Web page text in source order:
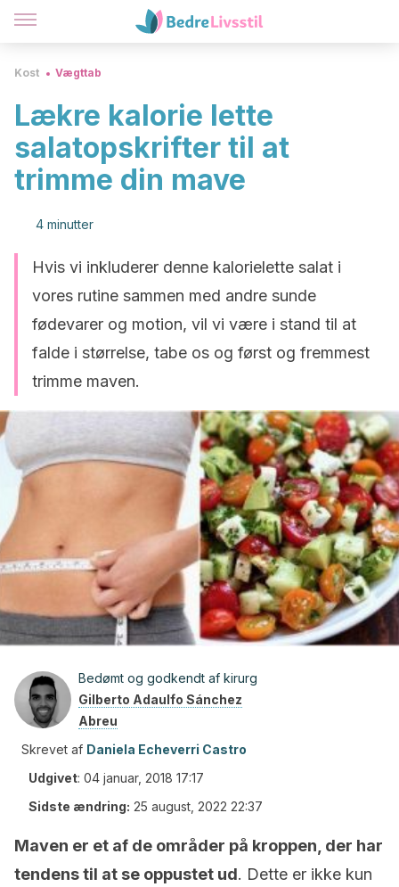
Kost Vægttab
Lækre kalorie lette
salatopskrifter til at
trimme din mave
4 minutter
Hvis vi inkluderer denne kalorielette salat i
vores rutine sammen med andre sunde
fødevarer og motion, vil vi være i stand til at
falde i størrelse, tabe os og først og fremmest
trimme maven.
Bedømt og godkendt af kirurg
Gilberto Adaulfo Sánchez
Abreu
Skrevet af Daniela Echeverri Castro
Udgivet: 04 januar, 2018 17:17
Sidste ændring: 25 august, 2022 22:37
Maven er et af de områder på kroppen, der har
tendens til at se oppustet ud. Dette er ikke kun